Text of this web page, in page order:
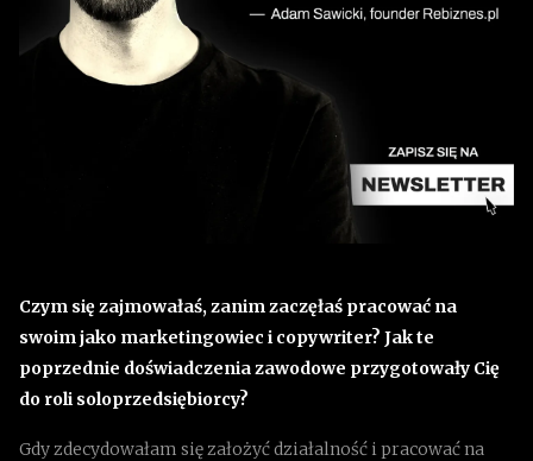
Czym się zajmowałaś, zanim zaczęłaś pracować na
swoim jako marketingowiec i copywriter? Jak te
poprzednie doświadczenia zawodowe przygotowały Cię
do roli soloprzedsiębiorcy?
Gdy zdecydowałam się założyć działalność i pracować na